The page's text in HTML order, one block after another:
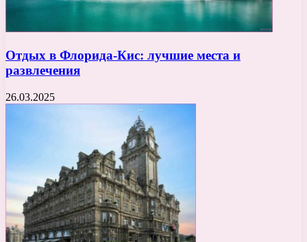
Отдых в Флорида-Кис: лучшие места и
развлечения
26.03.2025